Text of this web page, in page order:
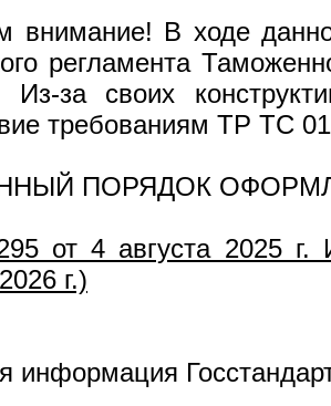
В ходе
регламента
Из-за своих
требованиям ТР ТС
ПОРЯДОК
от 4 августа 2025 г.
г.)
информация